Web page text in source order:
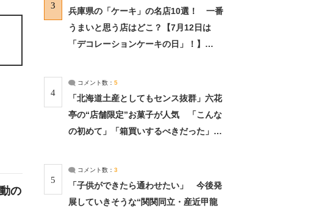
の
3
兵庫県の「ケーキ」の名店10選！ 一番
うまいと思う店はどこ？【7月12日は
「デコレーションケーキの日」！】
4
コメント数： 5
「北海道土産としてもセンス抜群」六花
亭の“店舗限定”お菓子が人気 「こんな
の初めて」「箱買いするべきだった」
5
コメント数： 3
「子供ができたら通わせたい」 今後発
展していきそうな“関関同立・産近甲龍